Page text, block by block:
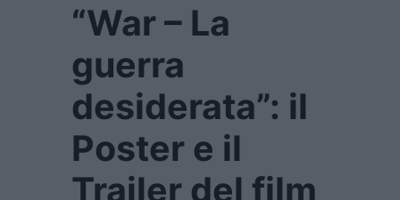
“War – La
guerra
desiderata”: il
Poster e il
Trailer del film